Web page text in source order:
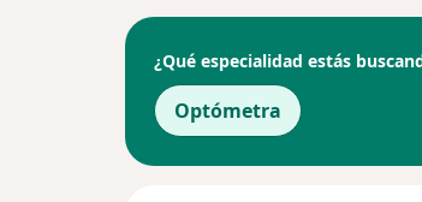
¿Qué especialidad estás
Optómetra